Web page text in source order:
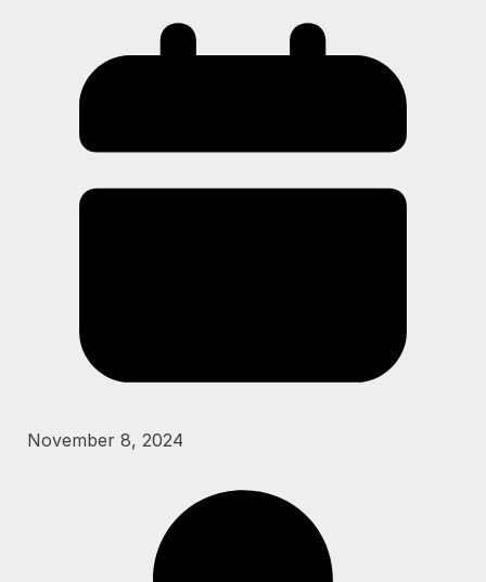
November 8, 2024